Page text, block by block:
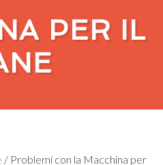
PER IL
/ Problemi con la Macchina per